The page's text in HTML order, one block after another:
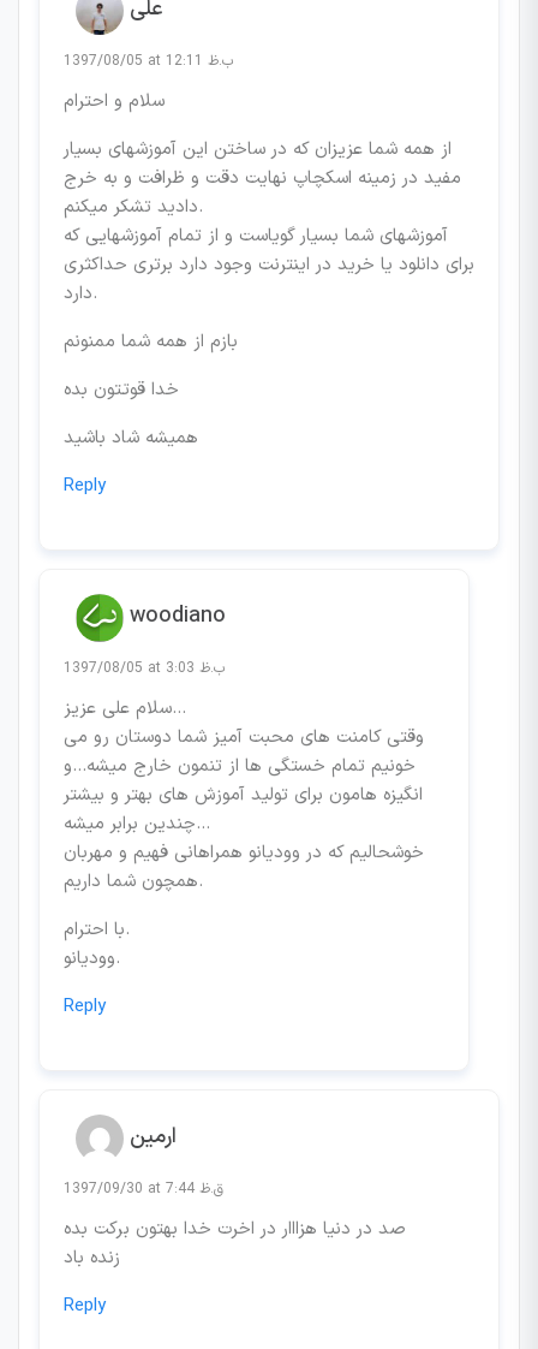
علی
1397/08/05 at 12:11 ب.ظ
سلام و احترام
از همه شما عزیزان که در ساختن این آموزشهای بسیار
مفید در زمینه اسکچاپ نهایت دقت و ظرافت و به خرج
دادید تشکر میکنم.
آموزشهای شما بسیار گویاست و از تمام آموزشهایی که
برای دانلود یا خرید در اینترنت وجود دارد برتری حداکثری
دارد.
بازم از همه شما ممنونم
خدا قوتتون بده
همیشه شاد باشید
Reply
woodiano
1397/08/05 at 3:03 ب.ظ
سلام علی عزیز…
وقتی کامنت های محبت آمیز شما دوستان رو می
خونیم تمام خستگی ها از تنمون خارج میشه…و
انگیزه هامون برای تولید آموزش های بهتر و بیشتر
چندین برابر میشه…
خوشحالیم که در وودیانو همراهانی فهیم و مهربان
همچون شما داریم.
با احترام.
وودیانو.
Reply
ارمین
1397/09/30 at 7:44 ق.ظ
صد در دنیا هزااار در اخرت خدا بهتون برکت بده
زنده باد
Reply